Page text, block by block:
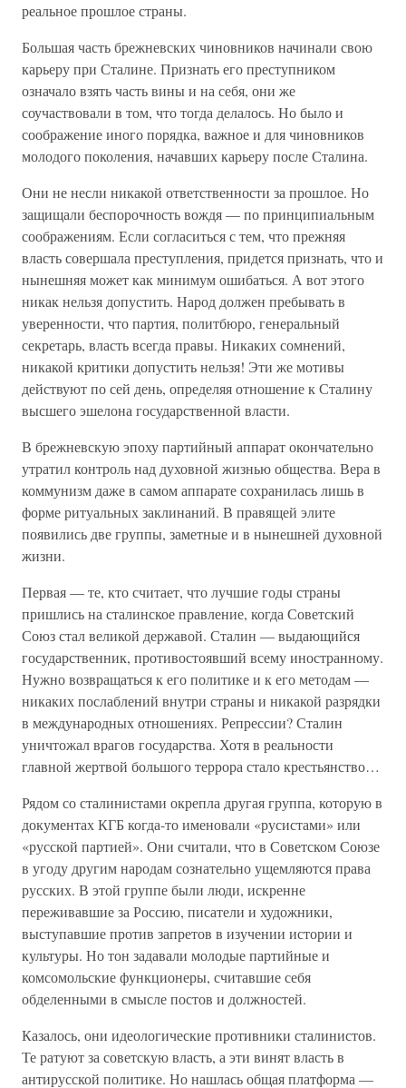
реальное прошлое страны.
Большая часть брежневских чиновников начинали свою
карьеру при Сталине. Признать его преступником
означало взять часть вины и на себя, они же
соучаствовали в том, что тогда делалось. Но было и
соображение иного порядка, важное и для чиновников
молодого поколения, начавших карьеру после Сталина.
Они не несли никакой ответственности за прошлое. Но
защищали беспорочность вождя — по принципиальным
соображениям. Если согласиться с тем, что прежняя
власть совершала преступления, придется признать, что и
нынешняя может как минимум ошибаться. А вот этого
никак нельзя допустить. Народ должен пребывать в
уверенности, что партия, политбюро, генеральный
секретарь, власть всегда правы. Никаких сомнений,
никакой критики допустить нельзя! Эти же мотивы
действуют по сей день, определяя отношение к Сталину
высшего эшелона государственной власти.
В брежневскую эпоху партийный аппарат окончательно
утратил контроль над духовной жизнью общества. Вера в
коммунизм даже в самом аппарате сохранилась лишь в
форме ритуальных заклинаний. В правящей элите
появились две группы, заметные и в нынешней духовной
жизни.
Первая — те, кто считает, что лучшие годы страны
пришлись на сталинское правление, когда Советский
Союз стал великой державой. Сталин — выдающийся
государственник, противостоявший всему иностранному.
Нужно возвращаться к его политике и к его методам —
никаких послаблений внутри страны и никакой разрядки
в международных отношениях. Репрессии? Сталин
уничтожал врагов государства. Хотя в реальности
главной жертвой большого террора стало крестьянство…
Рядом со сталинистами окрепла другая группа, которую в
документах КГБ когда-то именовали «русистами» или
«русской партией». Они считали, что в Советском Союзе
в угоду другим народам сознательно ущемляются права
русских. В этой группе были люди, искренне
переживавшие за Россию, писатели и художники,
выступавшие против запретов в изучении истории и
культуры. Но тон задавали молодые партийные и
комсомольские функционеры, считавшие себя
обделенными в смысле постов и должностей.
Казалось, они идеологические противники сталинистов.
Те ратуют за советскую власть, а эти винят власть в
антирусской политике. Но нашлась общая платформа —